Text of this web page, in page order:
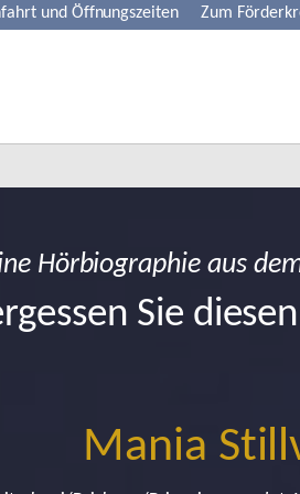
und Öffnungszeiten Zum
Hörbiographie aus
Sie
Mania